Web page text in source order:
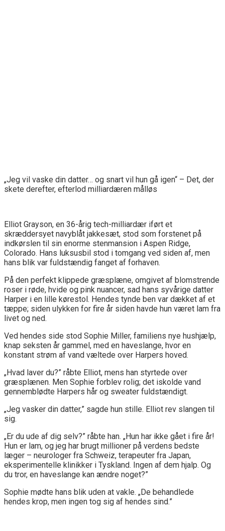
„Jeg vil vaske din datter… og snart vil hun gå igen“ – Det, der
skete derefter, efterlod milliardæren målløs
Elliot Grayson, en 36-årig tech-milliardær iført et
skræddersyet navyblåt jakkesæt, stod som forstenet på
indkørslen til sin enorme stenmansion i Aspen Ridge,
Colorado. Hans luksusbil stod i tomgang ved siden af, men
hans blik var fuldstændig fanget af forhaven.
På den perfekt klippede græsplæne, omgivet af blomstrende
roser i røde, hvide og pink nuancer, sad hans syvårige datter
Harper i en lille kørestol. Hendes tynde ben var dækket af et
tæppe; siden ulykken for fire år siden havde hun været lam fra
livet og ned.
Ved hendes side stod Sophie Miller, familiens nye hushjælp,
knap seksten år gammel, med en haveslange, hvor en
konstant strøm af vand væltede over Harpers hoved.
„Hvad laver du?” råbte Elliot, mens han styrtede over
græsplænen. Men Sophie forblev rolig; det iskolde vand
gennemblødte Harpers hår og sweater fuldstændigt.
„Jeg vasker din datter,” sagde hun stille. Elliot rev slangen til
sig.
„Er du ude af dig selv?” råbte han. „Hun har ikke gået i fire år!
Hun er lam, og jeg har brugt millioner på verdens bedste
læger – neurologer fra Schweiz, terapeuter fra Japan,
eksperimentelle klinikker i Tyskland. Ingen af dem hjalp. Og
du tror, en haveslange kan ændre noget?”
Sophie mødte hans blik uden at vakle. „De behandlede
hendes krop, men ingen tog sig af hendes sind.”